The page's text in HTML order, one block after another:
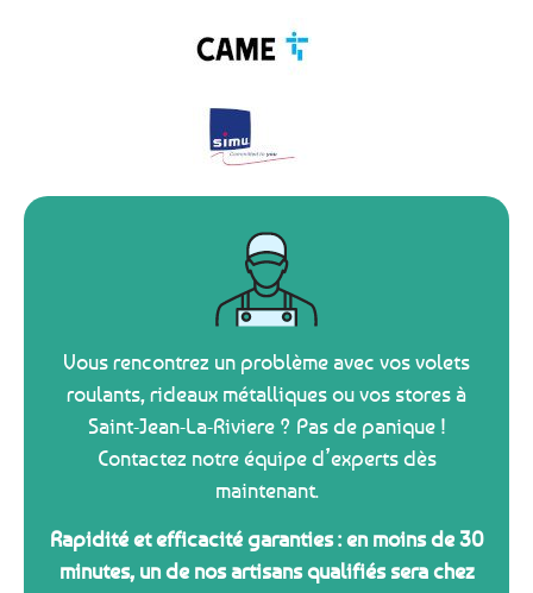
Vous rencontrez un problème avec vos volets
roulants, rideaux métalliques ou vos stores à
Saint-Jean-La-Riviere ? Pas de panique !
Contactez notre équipe d’experts dès
maintenant.
Rapidité et efficacité garanties : en moins de 30
minutes, un de nos artisans qualifiés sera chez